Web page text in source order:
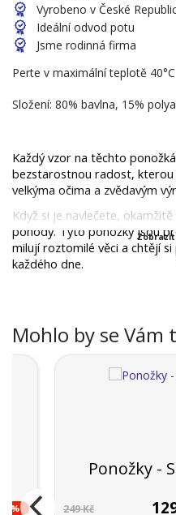
Vyrobeno v České
Ideální odvod potu
Jsme rodinná firma
Perte v maximální teplotě 40°C
Složení: 80% bavlna, 15%
Každý vzor na těchto
bezstarostnou radost, kterou
velkýma očima a zvědavým
Když si je navlečete,
pohody. Tyto ponožky jsou
milují roztomilé věci a chtějí
každého dne.
Mohlo by se Vám
Ponožky -
249 Kč